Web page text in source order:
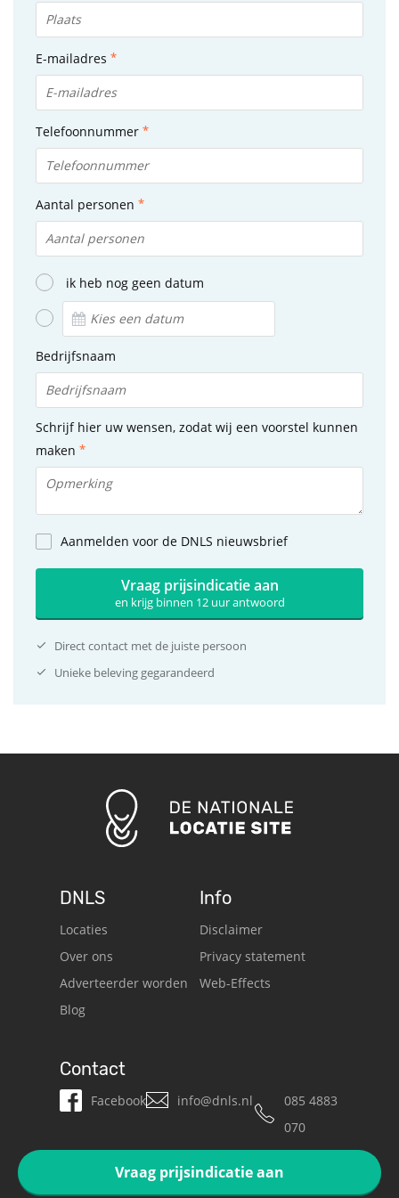
E-mailadres
Telefoonnummer
Aantal personen
ik heb nog geen datum
Bedrijfsnaam
Schrijf hier uw wensen, zodat wij een voorstel kunnen
maken
Aanmelden voor de DNLS nieuwsbrief
Vraag prijsindicatie aan
en krijg binnen 12 uur antwoord
Direct contact met de juiste persoon
Unieke beleving gegarandeerd
Vraag prijsindicatie aan
DNLS
Locaties
Over ons
Adverteerder worden
Blog
Info
Disclaimer
Privacy statement
Web-Effects
Contact
Facebook info@dnls.nl
085 4883
070